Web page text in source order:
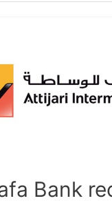
Bank